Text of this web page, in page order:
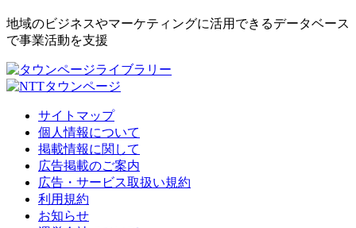
地域のビジネスやマーケティングに活用できるデータベース
で事業活動を支援
サイトマップ
個人情報について
掲載情報に関して
広告掲載のご案内
広告・サービス取扱い規約
利用規約
お知らせ